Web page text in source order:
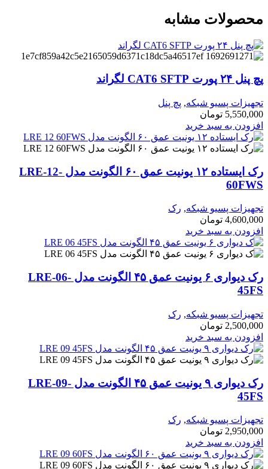
محصولات مشابه
پچ پنل ۲۴ پورت CAT6 SFTP لگراند
تجهیزات پسیو شبکه, پچ پنل
5,550,000 تومان
افزودن به سبد خرید
رک ایستاده ۱۲ یونیت عمق ۶۰ الگونت مدل LRE-12-
60FWS
تجهیزات پسیو شبکه, رک
4,600,000 تومان
افزودن به سبد خرید
رک دیواری ۶ یونیت عمق ۴۵ الگونت مدل LRE-06-
45FS
تجهیزات پسیو شبکه, رک
2,500,000 تومان
افزودن به سبد خرید
رک دیواری ۹ یونیت عمق ۴۵ الگونت مدل LRE-09-
45FS
تجهیزات پسیو شبکه, رک
2,950,000 تومان
افزودن به سبد خرید